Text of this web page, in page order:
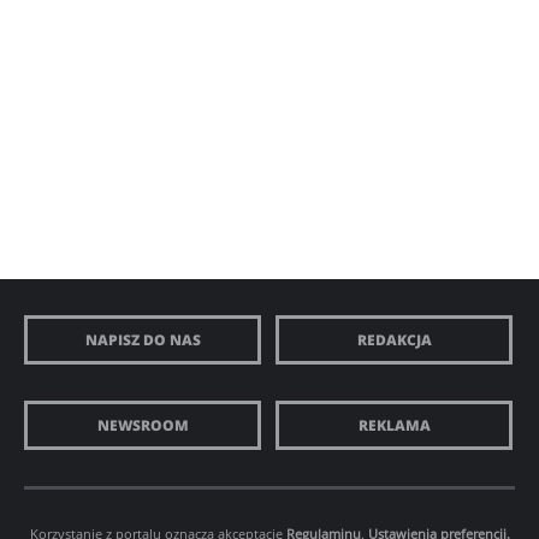
NAPISZ DO NAS REDAKCJA
NEWSROOM REKLAMA
Korzystanie z portalu oznacza akceptację Regulaminu. Ustawienia preferencji.